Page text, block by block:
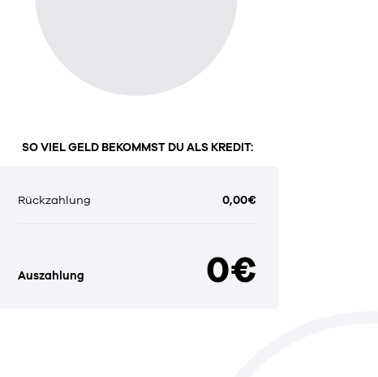
SO VIEL GELD BEKOMMST DU ALS KREDIT:
Rückzahlung 0,00€
Auszahlung 0€